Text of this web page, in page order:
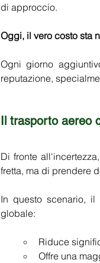
di approccio.
Oggi, il vero costo sta
Ogni giorno
reputazione,
Il trasporto aereo
Di fronte
fretta, ma di prendere
In questo scenario,
globale:
Riduce
Offre una